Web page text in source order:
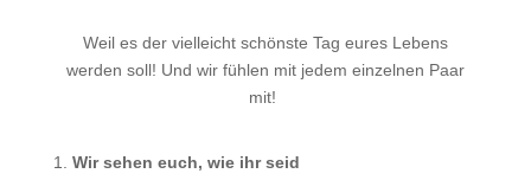
Weil es der vielleicht schönste Tag eures Lebens
werden soll! Und wir fühlen mit jedem einzelnen Paar
mit!
Wir sehen euch, wie ihr seid